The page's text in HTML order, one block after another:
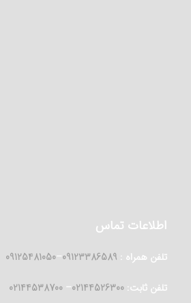
اطلاعات تماس
تلفن همراه : 09123386589
–
09125481050
تلفن ثابت: 02144526300
–